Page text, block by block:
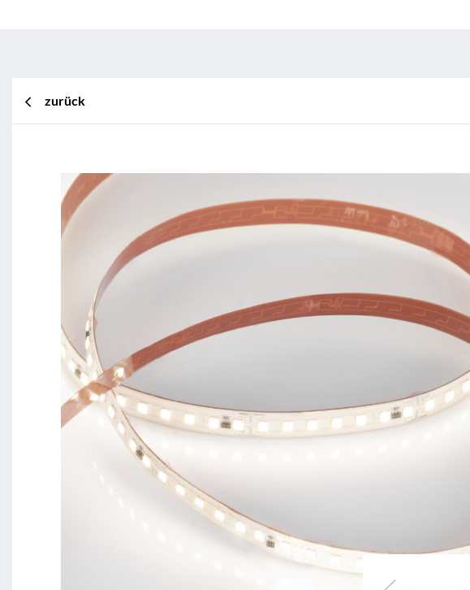
BL Shine XConfig
BL Shine XConfig - Sie stellen Ihr Produkt nach Ihren Wünschen zusammen
zurück